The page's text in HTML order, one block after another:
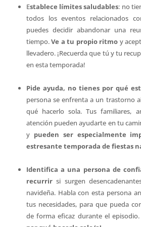
Establece límites saludables: no
todos los eventos relacionados
puedes decidir abandonar una
tiempo.Ve a tu propio ritmo y
llevadero. ¡Recuerda que tú y tu
en esta temporada!
Pide ayuda, no tienes por qué
persona se enfrenta a un trastorno
qué hacerlo sola. Tus familiares,
atención pueden ayudarte en tu
y pueden ser especialmente
estresante temporada de fiestas
Identifica a una persona de
recurrirsi surgen
navideña. Habla con esta persona
tus necesidades, para que pueda
de forma eficaz durante el episodio.